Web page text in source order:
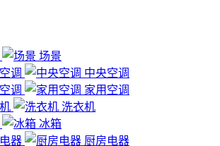
场景
中央空调
家用空调
洗衣机
冰箱
厨房电器